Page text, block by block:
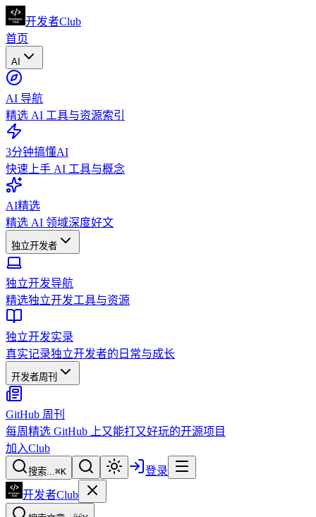
开发者Club
首页
AI
AI 导航
精选 AI 工具与资源索引
3分钟搞懂AI
快速上手 AI 工具与概念
AI精选
精选 AI 领域深度好文
独立开发者
独立开发导航
精选独立开发工具与资源
独立开发实录
真实记录独立开发者的日常与成长
开发者周刊
GitHub 周刊
每周精选 GitHub 上又能打又好玩的开源项目
加入Club
搜索...⌘K
登录
开发者Club